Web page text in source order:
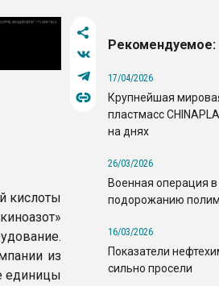
кислоты
из
единицы
Рекомендуемое:
17/04/2026
Крупнейшая
пластмасс
на днях
26/03/2026
Военная операция
подорожанию
16/03/2026
Показатели
сильно просели